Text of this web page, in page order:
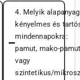
4. Melyik alapanyag
kényelmes és
mindennapokra:
pamut, mako-
vagy
szintetikus/